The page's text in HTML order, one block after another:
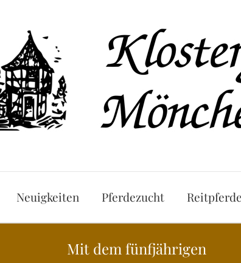
Neuigkeiten Pferdezucht
Mit dem fünfjährigen